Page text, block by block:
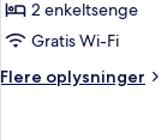
Superior-
værelse
-
2
2 enkeltsenge
Gratis Wi-Fi
Flere oplysninger
Flere